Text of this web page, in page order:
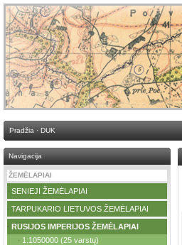
Pradžia · DUK
Navigacija
ŽEMĖLAPIAI
· SENIEJI ŽEMĖLAPIAI
· TARPUKARIO LIETUVOS ŽEMĖLAPIAI
· RUSIJOS IMPERIJOS ŽEMĖLAPIAI
· 1:1050000 (25 varstų)